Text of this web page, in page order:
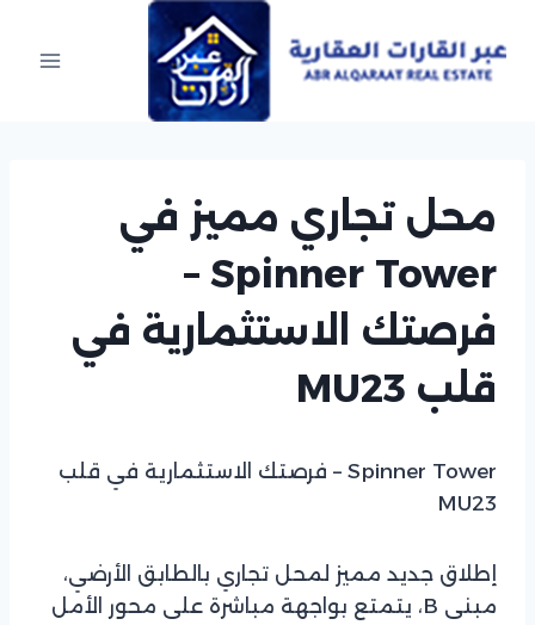
content
محل تجاري مميز في
Spinner Tower –
فرصتك الاستثمارية في
قلب MU23
Spinner Tower – فرصتك الاستثمارية في قلب
MU23
إطلاق جديد مميز لمحل تجاري بالطابق الأرضي،
مبنى B، يتمتع بواجهة مباشرة على محور الأمل